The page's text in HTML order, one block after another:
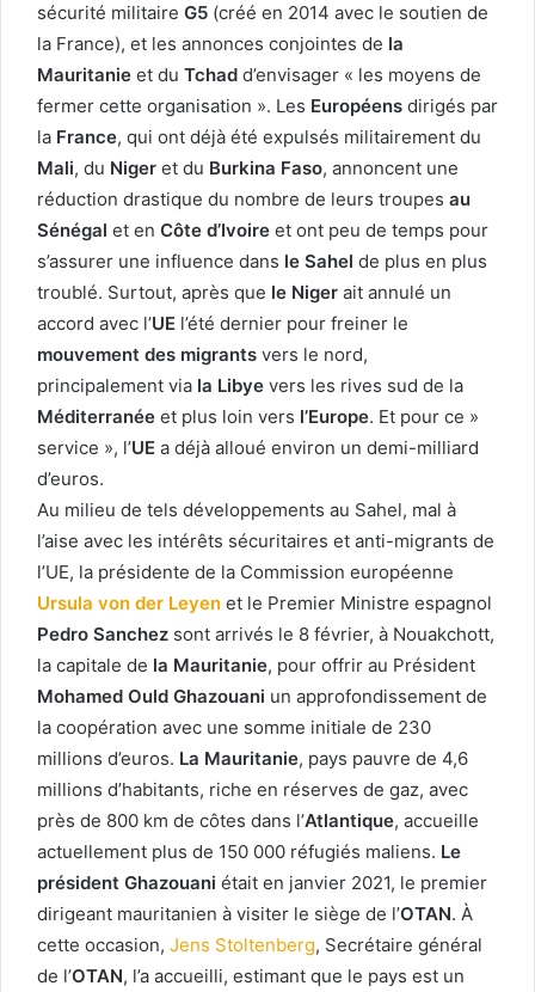
sécurité militaire G5 (créé en 2014 avec le soutien de
la France), et les annonces conjointes de la
Mauritanie et du Tchad d’envisager « les moyens de
fermer cette organisation ». Les Européens dirigés par
la France, qui ont déjà été expulsés militairement du
Mali, du Niger et du Burkina Faso, annoncent une
réduction drastique du nombre de leurs troupes au
Sénégal et en Côte d’Ivoire et ont peu de temps pour
s’assurer une influence dans le Sahel de plus en plus
troublé. Surtout, après que le Niger ait annulé un
accord avec l’UE l’été dernier pour freiner le
mouvement des migrants vers le nord,
principalement via la Libye vers les rives sud de la
Méditerranée et plus loin vers l’Europe. Et pour ce »
service », l’UE a déjà alloué environ un demi-milliard
d’euros.
Au milieu de tels développements au Sahel, mal à
l’aise avec les intérêts sécuritaires et anti-migrants de
l’UE, la présidente de la Commission européenne
Ursula von der Leyen et le Premier Ministre espagnol
Pedro Sanchez sont arrivés le 8 février, à Nouakchott,
la capitale de la Mauritanie, pour offrir au Président
Mohamed Ould Ghazouani un approfondissement de
la coopération avec une somme initiale de 230
millions d’euros. La Mauritanie, pays pauvre de 4,6
millions d’habitants, riche en réserves de gaz, avec
près de 800 km de côtes dans l’Atlantique, accueille
actuellement plus de 150 000 réfugiés maliens. Le
président Ghazouani était en janvier 2021, le premier
dirigeant mauritanien à visiter le siège de l’OTAN. À
cette occasion, Jens Stoltenberg, Secrétaire général
de l’OTAN, l’a accueilli, estimant que le pays est un